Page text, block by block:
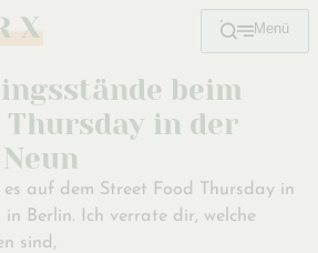
Menü
beim
Thursday in der
auf dem Street Food Thursday in
Berlin. Ich verrate dir, welche
sind,